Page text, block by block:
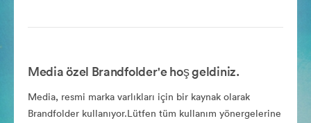
Media özel Brandfolder'e hoş geldiniz.
Media, resmi marka varlıkları için bir kaynak olarak
Brandfolder kullanıyor.Lütfen tüm kullanım yönergelerine